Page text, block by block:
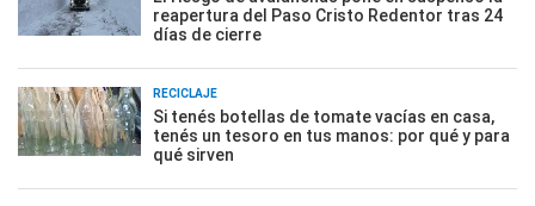
reapertura del Paso Cristo Redentor tras 24
días de cierre
RECICLAJE
Si tenés botellas de tomate vacías en casa,
tenés un tesoro en tus manos: por qué y para
qué sirven